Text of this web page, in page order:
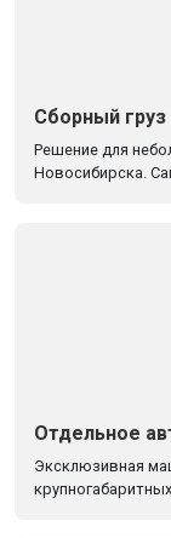
Сборный груз
Решение для
Новосибирска.
Отдельное
Эксклюзивная